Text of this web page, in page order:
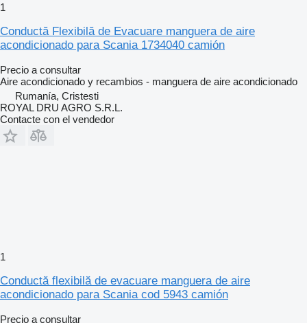
1
Conductă Flexibilă de Evacuare manguera de aire
acondicionado para Scania 1734040 camión
Precio a consultar
Aire acondicionado y recambios - manguera de aire acondicionado
Rumanía, Cristesti
ROYAL DRU AGRO S.R.L.
Contacte con el vendedor
1
Conductă flexibilă de evacuare manguera de aire
acondicionado para Scania cod 5943 camión
Precio a consultar